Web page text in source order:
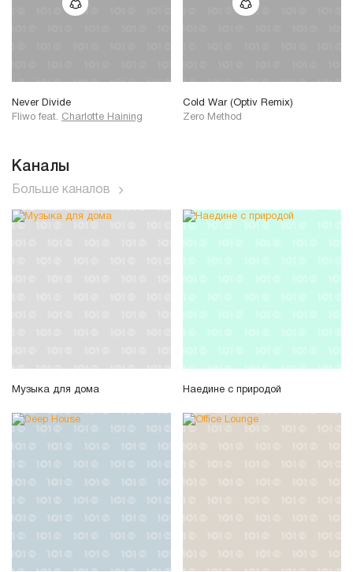
Never Divide
Fliwo feat. Charlotte Haining
Cold War (Optiv Remix)
Zero Method
Каналы
Больше каналов
Музыка для дома Наедине с природой